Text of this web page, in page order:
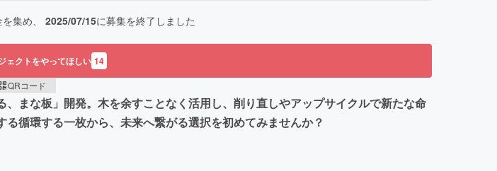
集め、 2025/07/15に募集を終了しました
ェクトをやってほしい 14
QRコード
まな板」開発。木を余すことなく活用し、削り直しやアップサイクルで新たな命
循環する一枚から、未来へ繋がる選択を初めてみませんか？